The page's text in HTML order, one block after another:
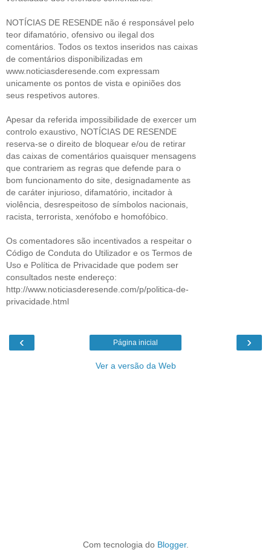
NOTÍCIAS DE RESENDE não é responsável pelo
teor difamatório, ofensivo ou ilegal dos
comentários. Todos os textos inseridos nas caixas
de comentários disponibilizadas em
www.noticiasderesende.com expressam
unicamente os pontos de vista e opiniões dos
seus respetivos autores.
Apesar da referida impossibilidade de exercer um
controlo exaustivo, NOTÍCIAS DE RESENDE
reserva-se o direito de bloquear e/ou de retirar
das caixas de comentários quaisquer mensagens
que contrariem as regras que defende para o
bom funcionamento do site, designadamente as
de caráter injurioso, difamatório, incitador à
violência, desrespeitoso de símbolos nacionais,
racista, terrorista, xenófobo e homofóbico.
Os comentadores são incentivados a respeitar o
Código de Conduta do Utilizador e os Termos de
Uso e Política de Privacidade que podem ser
consultados neste endereço:
http://www.noticiasderesende.com/p/politica-de-
privacidade.html
‹ ›
Página inicial
Ver a versão da Web
Com tecnologia do Blogger.